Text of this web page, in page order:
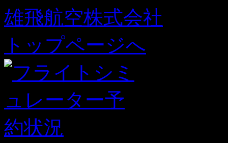
雄飛航空株式会社
トップページへ